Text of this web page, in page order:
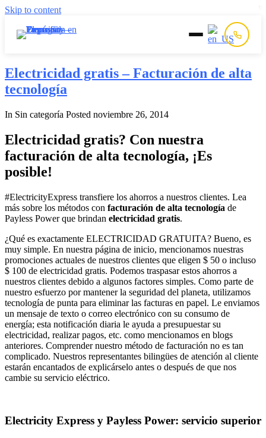
Skip to content
Inicio
Quiénes Somos
Contacto
Electricidad gratis – Facturación de alta
tecnología
In Sin categoría Posted noviembre 26, 2014
Electricidad gratis? Con nuestra
facturación de alta tecnología, ¡Es
posible!
#ElectricityExpress transfiere los ahorros a nuestros clientes. Lea
más sobre los métodos con facturación de alta tecnología de
Payless Power que brindan electricidad gratis.
¿Qué es exactamente ELECTRICIDAD GRATUITA? Bueno, es
muy simple. En nuestra página de inicio, mencionamos nuestras
promociones actuales de nuestros clientes que eligen $ 50 o incluso
$ 100 de electricidad gratis. Podemos traspasar estos ahorros a
nuestros clientes debido a algunos factores simples. Como parte de
nuestro esfuerzo por mantener la seguridad del planeta, utilizamos
tecnología de punta para eliminar las facturas en papel. Le enviamos
un mensaje de texto o correo electrónico con su consumo de
energía; esta notificación diaria le ayuda a presupuestar su
electricidad, realizar pagos, etc. como mencionamos en blogs
anteriores. Comprender nuestro método de facturación no es tan
complicado. Nuestros representantes bilingües de atención al cliente
estarán encantados de explicárselo antes o después de que nos
cambie su servicio eléctrico.
Electricity Express y Payless Power: servicio superior